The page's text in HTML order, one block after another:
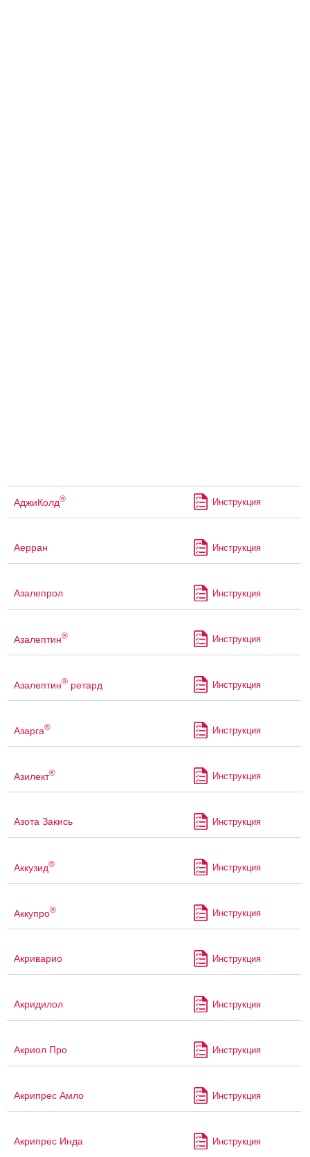
АджиКолд® Инструкция
Аерран Инструкция
Азалепрол Инструкция
Азалептин® Инструкция
Азалептин® ретард Инструкция
Азарга® Инструкция
Азилект® Инструкция
Азота Закись Инструкция
Аккузид® Инструкция
Аккупро® Инструкция
Акриварио Инструкция
Акридилол Инструкция
Акриол Про Инструкция
Акрипрес Амло Инструкция
Акрипрес Инда Инструкция